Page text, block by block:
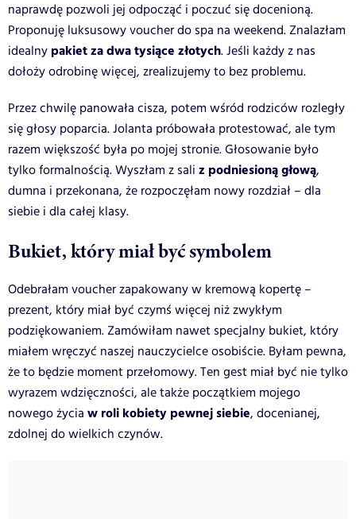
naprawdę pozwoli jej odpocząć i poczuć się docenioną.
Proponuję luksusowy voucher do spa na weekend. Znalazłam
idealny pakiet za dwa tysiące złotych. Jeśli każdy z nas
dołoży odrobinę więcej, zrealizujemy to bez problemu.
Przez chwilę panowała cisza, potem wśród rodziców rozległy
się głosy poparcia. Jolanta próbowała protestować, ale tym
razem większość była po mojej stronie. Głosowanie było
tylko formalnością. Wyszłam z sali z podniesioną głową,
dumna i przekonana, że rozpoczęłam nowy rozdział – dla
siebie i dla całej klasy.
Bukiet, który miał być symbolem
Odebrałam voucher zapakowany w kremową kopertę –
prezent, który miał być czymś więcej niż zwykłym
podziękowaniem. Zamówiłam nawet specjalny bukiet, który
miałem wręczyć naszej nauczycielce osobiście. Byłam pewna,
że to będzie moment przełomowy. Ten gest miał być nie tylko
wyrazem wdzięczności, ale także początkiem mojego
nowego życia w roli kobiety pewnej siebie, docenianej,
zdolnej do wielkich czynów.